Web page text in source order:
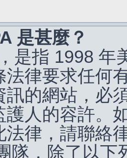
是甚麼？
是指 1998 年
法律要求任何
訊的網站，必
護人的容許。
法律，請聯絡
隊，除了以下